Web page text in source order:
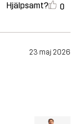
Hjälpsamt? 0
23 maj 2026